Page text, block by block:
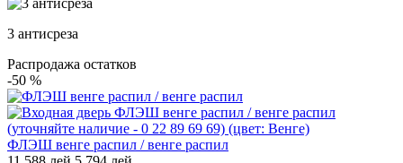
3 антисреза
Распродажа остатков
-50 %
ФЛЭШ венге распил / венге распил